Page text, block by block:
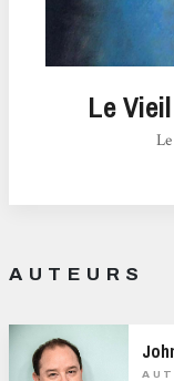
Le
AUTEURS